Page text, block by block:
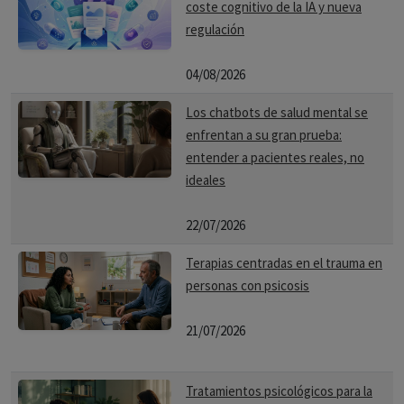
hacer ejercicio regularmente y dormir lo suficiente puede
tener un impacto positivo en tu salud mental.
yoga, la respiración profunda y otras formas de relajación
pueden ayudar a reducir el estrés y mejorar el bienestar
general.
7. Construir una red de apoyo: Mantenerse conectado con
es crucial. Puedes integrar a tus seres queridos en tu
proceso de tratamiento para mantener una comunicación
abierta.
drogas puede exacerbar los síntomas de la psicosis, por lo
coste cognitivo de la IA y nueva
regulación
04/08/2026
Los chatbots de salud mental se
enfrentan a su gran prueba:
entender a pacientes reales, no
ideales
22/07/2026
Terapias centradas en el trauma en
personas con psicosis
21/07/2026
Tratamientos psicológicos para la